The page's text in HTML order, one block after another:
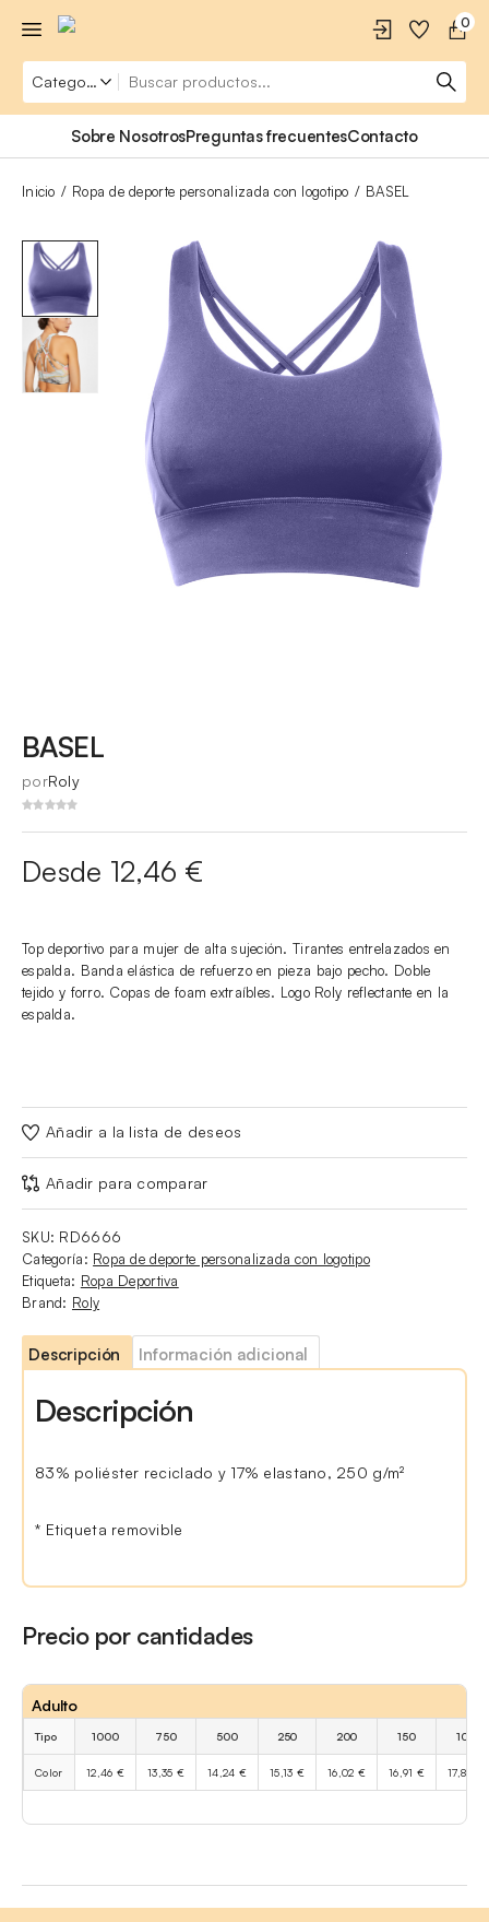
0
Sobre NosotrosPreguntas frecuentesContacto
Inicio Ropa de deporte personalizada con logotipo BASEL
BASEL
porRoly
Desde 12,46 €
Top deportivo para mujer de alta sujeción. Tirantes entrelazados en
espalda. Banda elástica de refuerzo en pieza bajo pecho. Doble
tejido y forro. Copas de foam extraíbles. Logo Roly reflectante en la
espalda.
Añadir a la lista de deseos
Añadir para comparar
SKU: RD6666
Categoría: Ropa de deporte personalizada con logotipo
Etiqueta: Ropa Deportiva
Brand: Roly
Descripción Información adicional
Descripción
83% poliéster reciclado y 17% elastano, 250 g/m²
* Etiqueta removible
Precio por cantidades
Adulto
Tipo 1000 750 500 250 200 150 100
Color 12,46 € 13,35 € 14,24 € 15,13 € 16,02 € 16,91 € 17,80 €